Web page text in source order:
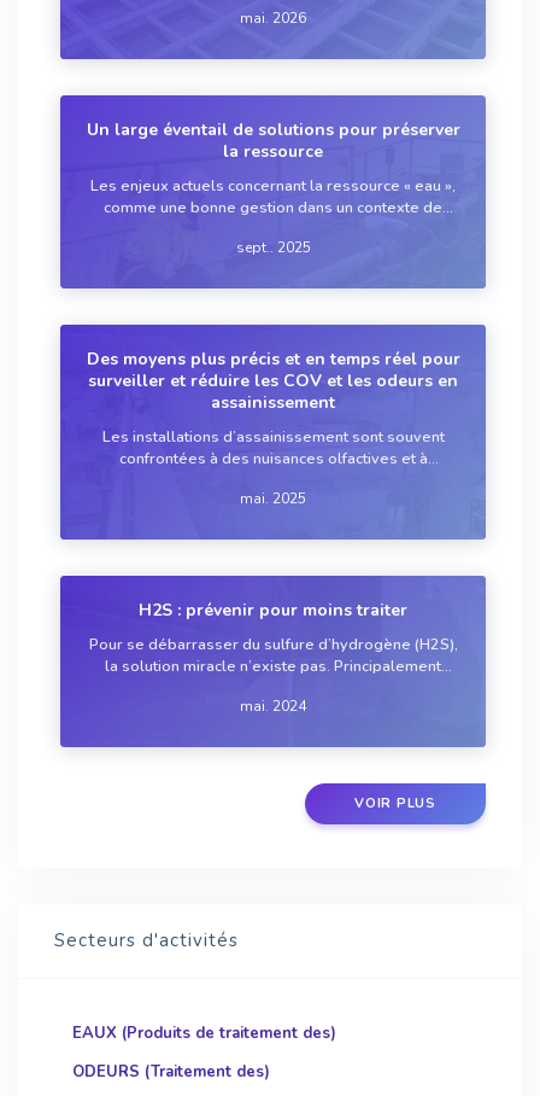
roseaux, des solutions existent aujourd'hui pour
mai. 2026
Un large éventail de solutions pour préserver
la ressource
Les enjeux actuels concernant la ressource « eau »,
comme une bonne gestion dans un contexte de
environnementales plus strictes en matière de
sept.. 2025
Des moyens plus précis et en temps réel pour
surveiller et réduire les COV et les odeurs en
assainissement
Les installations d’assainissement sont souvent
confrontées à des nuisances olfactives et à
pouvant impacter la qualité de l’air et le quotidien
mai. 2025
H2S : prévenir pour moins traiter
Pour se débarrasser du sulfure d’hydrogène (H2S),
la solution miracle n’existe pas. Principalement
station d’épuration est différent et que la qualité des
mai. 2024
VOIR PLUS
Secteurs d'activités
EAUX (Produits de traitement des)
ODEURS (Traitement des)